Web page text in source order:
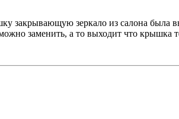
закрывающую зеркало из салона была
заменить, а то выходит что крышка